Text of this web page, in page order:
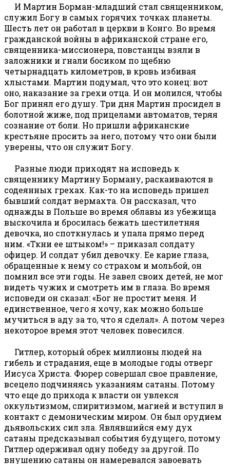
И Мартин Борман-младший стал священником,
служил Богу в самых горячих точках планеты.
Шесть лет он работал в церкви в Конго. Во время
гражданской войны в африканской стране его,
священника-миссионера, повстанцы взяли в
заложники и гнали босиком по щебню
четырнадцать километров, в кровь избивая
хлыстами. Мартин подумал, что это конец: вот
оно, наказание за грехи отца. И он молился, чтобы
Бог принял его душу. Три дня Мартин просидел в
болотной жиже, под прицелами автоматов, теряя
сознание от боли. Но пришли африканские
крестьяне просить за него, потому что они были
уверены, что он служит Богу.
Разные люди приходят на исповедь к
священнику Мартину Борману, раскаиваются в
содеянных грехах. Как-то на исповедь пришел
бывший солдат вермахта. Он рассказал, что
однажды в Польше во время облавы из убежища
выскочила и бросилась бежать шестилетняя
девочка, но споткнулась и упала прямо перед
ним. «Ткни ее штыком!» – приказал солдату
офицер. И солдат убил девочку. Ее карие глаза,
обращенные к нему со страхом и мольбой, он
помнил все эти годы. Не завел своих детей, не мог
видеть чужих и смотреть им в глаза. Во время
исповеди он сказал: «Бог не простит меня. И
единственное, чего я хочу, как можно больше
мучиться в аду за то, что я сделал». А потом через
некоторое время этот человек повесился.
Гитлер, который обрек миллионы людей на
гибель и страдания, еще в молодые годы отверг
Иисуса Христа. Фюрер совершал свое правление,
всецело подчиняясь указаниям сатаны. Потому
что еще до прихода к власти он увлекся
оккультизмом, спиритизмом, магией и вступил в
контакт с демоническим миром. Он был орудием
дьявольских сил зла. Являвшийся ему дух
сатаны предсказывал события будущего, потому
Гитлер одерживал одну победу за другой. По
внушению сатаны он намеревался завоевать